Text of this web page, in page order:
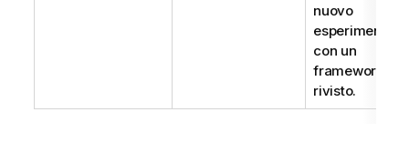
nuovo
esperimento
con un
framework
rivisto.